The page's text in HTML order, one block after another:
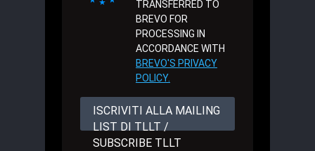
TRANSFERRED TO
BREVO FOR
PROCESSING IN
ACCORDANCE WITH
BREVO'S PRIVACY
POLICY.
ISCRIVITI ALLA MAILING
LIST DI TLLT /
SUBSCRIBE TLLT